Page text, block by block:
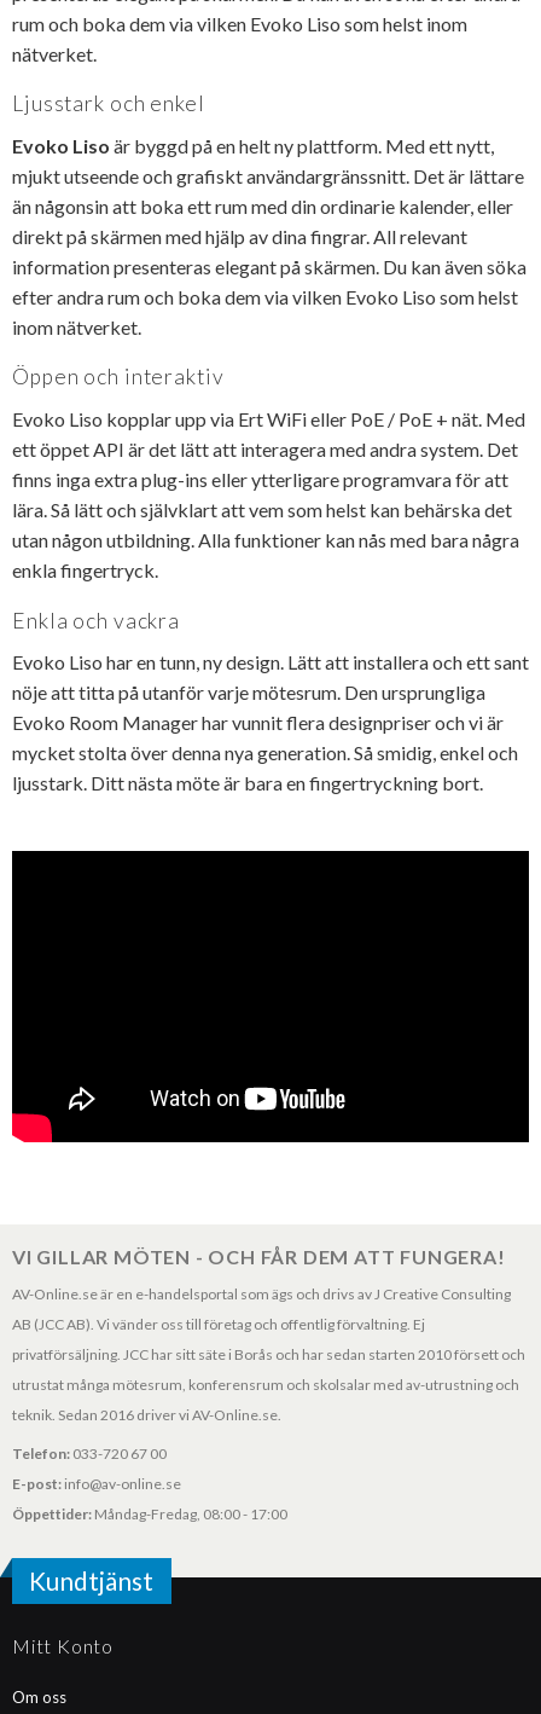
rum och boka dem via vilken Evoko Liso som helst inom
nätverket.
Ljusstark och enkel
Evoko Liso är byggd på en helt ny plattform. Med ett nytt,
mjukt utseende och grafiskt användargränssnitt. Det är lättare
än någonsin att boka ett rum med din ordinarie kalender, eller
direkt på skärmen med hjälp av dina fingrar. All relevant
information presenteras elegant på skärmen. Du kan även söka
efter andra rum och boka dem via vilken Evoko Liso som helst
inom nätverket.
Öppen och interaktiv
Evoko Liso kopplar upp via Ert WiFi eller PoE / PoE + nät. Med
ett öppet API är det lätt att interagera med andra system. Det
finns inga extra plug-ins eller ytterligare programvara för att
lära. Så lätt och självklart att vem som helst kan behärska det
utan någon utbildning. Alla funktioner kan nås med bara några
enkla fingertryck.
Enkla och vackra
Evoko Liso har en tunn, ny design. Lätt att installera och ett sant
nöje att titta på utanför varje mötesrum. Den ursprungliga
Evoko Room Manager har vunnit flera designpriser och vi är
mycket stolta över denna nya generation. Så smidig, enkel och
ljusstark. Ditt nästa möte är bara en fingertryckning bort.
VI GILLAR MÖTEN - OCH FÅR DEM ATT FUNGERA!
AV-Online.se är en e-handelsportal som ägs och drivs av J Creative Consulting
AB (JCC AB). Vi vänder oss till företag och offentlig förvaltning. Ej
privatförsäljning. JCC har sitt säte i Borås och har sedan starten 2010 försett och
utrustat många mötesrum, konferensrum och skolsalar med av-utrustning och
teknik. Sedan 2016 driver vi AV-Online.se.
Telefon: 033-720 67 00
E-post: info@av-online.se
Öppettider: Måndag-Fredag, 08:00 - 17:00
Kundtjänst
Mitt Konto
Om oss